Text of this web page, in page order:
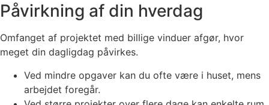
Påvirkning af din hverdag
Omfanget af projektet med billige vinduer afgør, hvor
meget din dagligdag påvirkes.
Ved mindre opgaver kan du ofte være i huset, mens
arbejdet foregår.